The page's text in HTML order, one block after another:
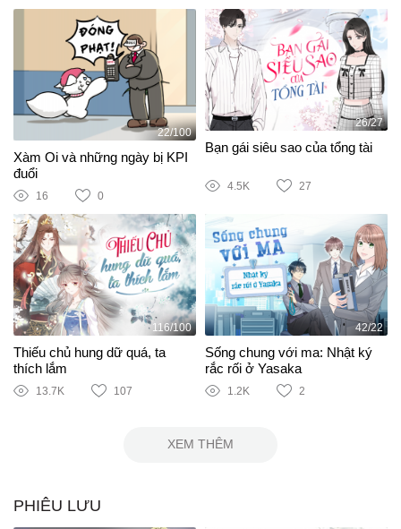
22/100
Xàm Oi và những ngày bị KPI
đuổi
16 0
26/27
Bạn gái siêu sao của tổng tài
4.5K 27
116/100
Thiếu chủ hung dữ quá, ta
thích lắm
13.7K 107
42/22
Sống chung với ma: Nhật ký
rắc rối ở Yasaka
1.2K 2
XEM THÊM
PHIÊU LƯU